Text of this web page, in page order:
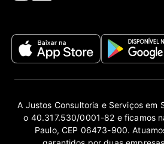
A Justos Consultoria e Serviços
o 40.317.530/0001-82 e ficamos
Paulo, CEP 06473-900.